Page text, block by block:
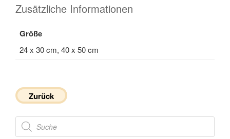
Zusätzliche Informationen
Größe
24 x 30 cm, 40 x 50 cm
Zurück
Products
search